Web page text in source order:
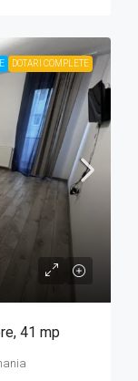
DOTARI COMPLETE
41 mp